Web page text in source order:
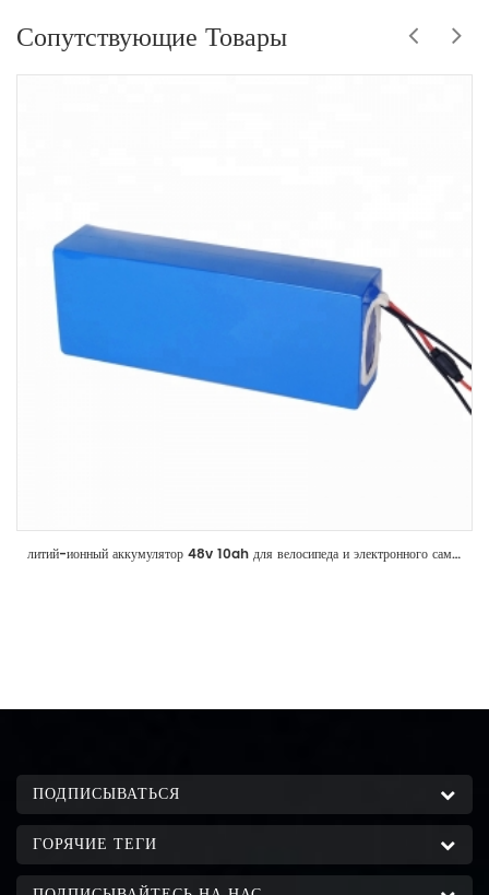
Сопутствующие Товары
литий-ионный аккумулятор 48v 10ah для велосипеда и электронного самоката
ПОДПИСЫВАТЬСЯ
ГОРЯЧИЕ ТЕГИ